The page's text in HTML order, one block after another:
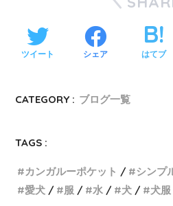
ツイート シェア はてブ
CATEGORY : ブログ一覧
TAGS :
カンガルーポケット シンプ
愛犬
服 水 犬 犬服